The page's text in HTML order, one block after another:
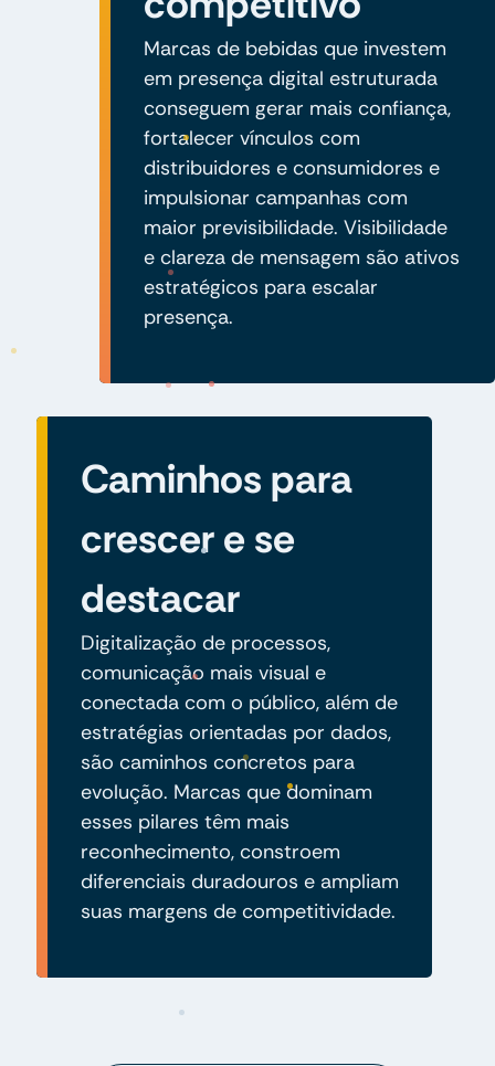
Marcas de bebidas que investem
em presença digital estruturada
conseguem gerar mais confiança,
fortalecer vínculos com
distribuidores e consumidores e
impulsionar campanhas com
maior previsibilidade. Visibilidade
e clareza de mensagem são ativos
estratégicos para escalar
presença.
Caminhos para
crescer e se
destacar
Digitalização de processos,
comunicação mais visual e
conectada com o público, além de
estratégias orientadas por dados,
são caminhos concretos para
evolução. Marcas que dominam
esses pilares têm mais
reconhecimento, constroem
diferenciais duradouros e ampliam
suas margens de competitividade.